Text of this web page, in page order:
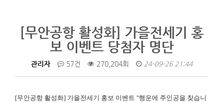
[무안공항 활성화] 가을전세기 홍
보 이벤트 당첨자 명단
관리자 57건 270,204회 24-09-26 21:44
[무안공항 활성화] 가을전세기 홍보 이벤트 "행운에 주인공을 찾습니